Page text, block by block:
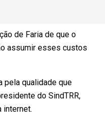
de Faria de que o
assumir esses custos
pela qualidade que
do SindTRR,
internet.